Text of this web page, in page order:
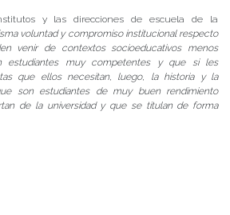
y las direcciones de escuela de la
voluntad y compromiso institucional respecto
venir de contextos socioeducativos menos
estudiantes muy competentes y que si les
que ellos necesitan, luego, la historia y la
son estudiantes de muy buen rendimiento
de la universidad y que se titulan de forma